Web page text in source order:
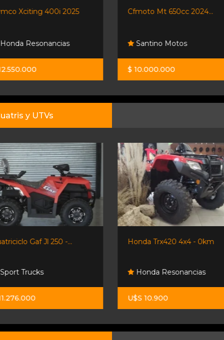
Mt 650cc 2024...
Santino Motos
10.000.000
Voge Ds900x Black
Moto Sport
$ 22.500.000
y UTVs
Trx420 4x4 - 0km
Honda Resonancias
10.900
Polaris 400 Sportsman
Lipari Automotores
U$S 7.500